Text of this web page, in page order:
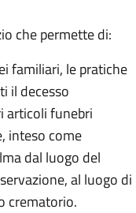
che permette di:
familiari, le pratiche
il decesso
articoli funebri
inteso come
dal luogo del
al luogo di
crematorio.